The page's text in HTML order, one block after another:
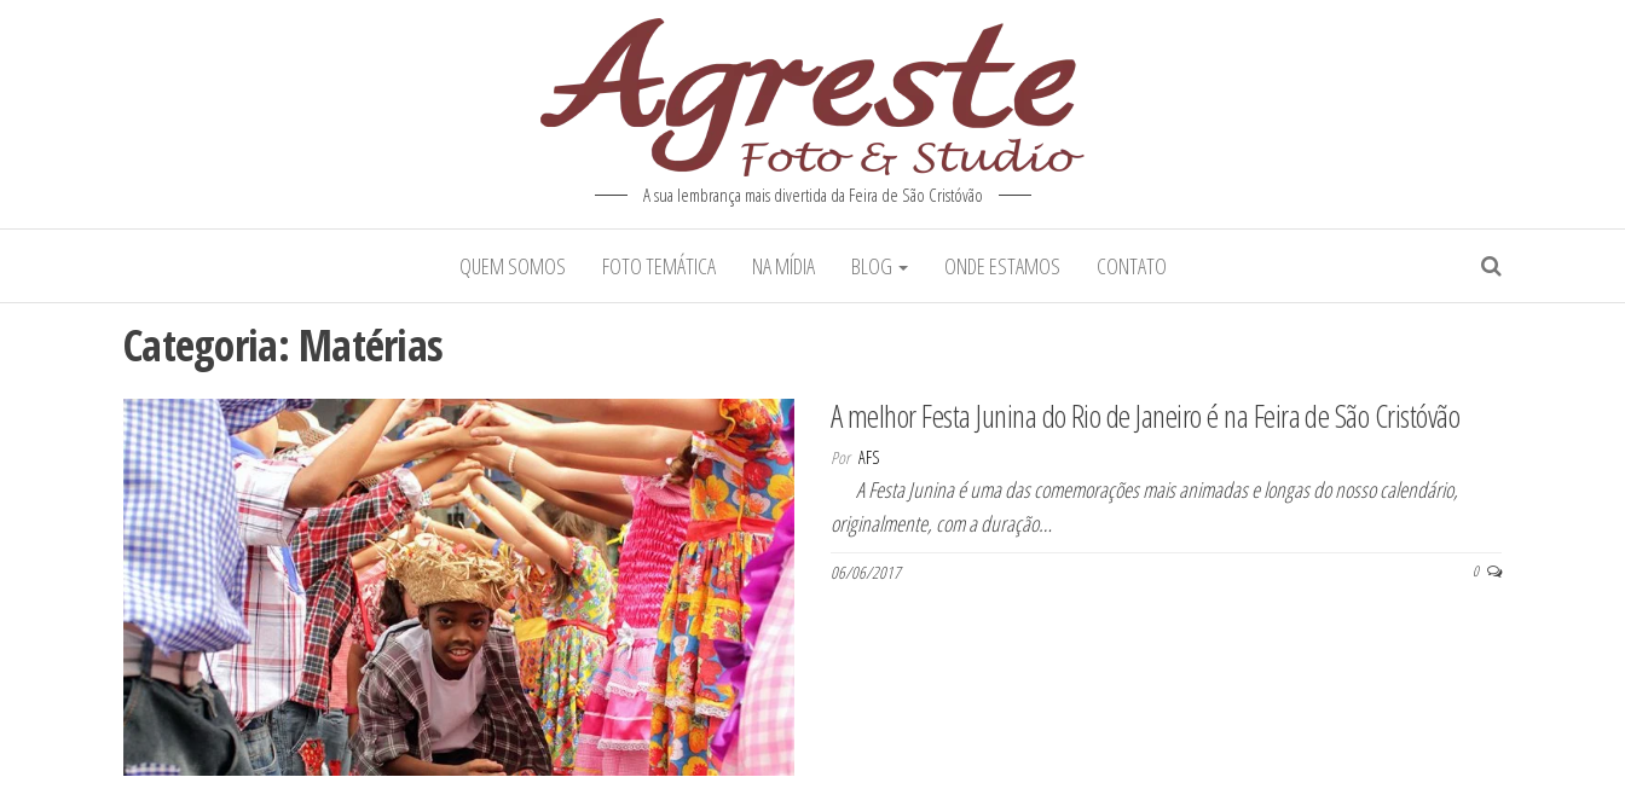
A sua lembrança mais divertida da Feira de São Cristóvão
QUEM SOMOS FOTO TEMÁTICA NA MÍDIA BLOG ONDE ESTAMOS CONTATO
Categoria: Matérias
A melhor Festa Junina do Rio de Janeiro é na Feira de São Cristóvão
Por AFS
A Festa Junina é uma das comemorações mais animadas e longas do nosso calendário,
originalmente, com a duração…
06/06/2017 0